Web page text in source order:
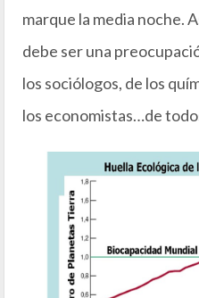
marque la media noche.
debe ser una
los sociólogos, de los
los economistas…de